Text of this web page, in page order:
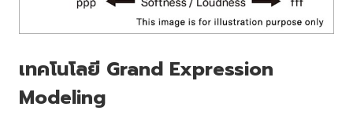
เทคโนโลยี Grand Expression
Modeling